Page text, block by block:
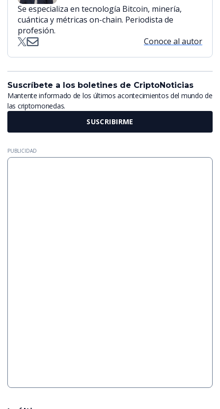
Se especializa en tecnología Bitcoin, minería,
cuántica y métricas on-chain. Periodista de
profesión.
Conoce al autor
Suscríbete a los boletines de CriptoNoticias
Mantente informado de los últimos acontecimientos del mundo de
las criptomonedas.
SUSCRIBIRME
PUBLICIDAD